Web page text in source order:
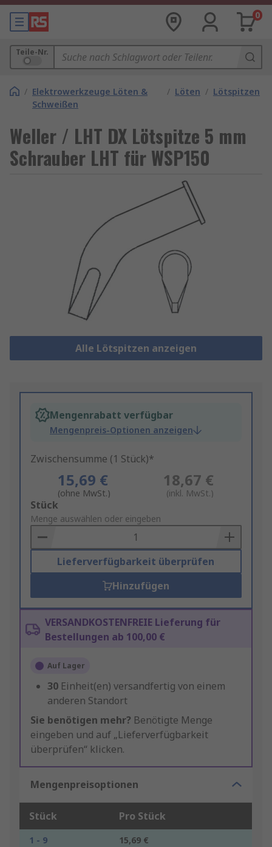
0
Teile-Nr.
/ Elektrowerkzeuge Löten &
Schweißen
/ Löten / Lötspitzen
Weller / LHT DX Lötspitze 5 mm
Schrauber LHT für WSP150
Alle Lötspitzen anzeigen
Mengenrabatt verfügbar
Mengenpreis-Optionen anzeigen
Zwischensumme (1 Stück)*
15,69 €
(ohne MwSt.)
18,67 €
(inkl. MwSt.)
Add
to
Basket
Stück
Menge auswählen oder eingeben
Lieferverfügbarkeit überprüfen
Hinzufügen
VERSANDKOSTENFREIE Lieferung für
Bestellungen ab 100,00 €
Auf Lager
30 Einheit(en) versandfertig von einem
anderen Standort
Sie benötigen mehr? Benötigte Menge
eingeben und auf „Lieferverfügbarkeit
überprüfen“ klicken.
Mengenpreisoptionen
Stück Pro Stück
1 - 9
15,69 €